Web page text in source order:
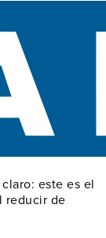
este es el
reducir de